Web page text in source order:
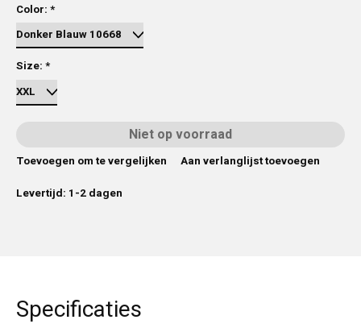
Color: *
Size: *
Niet op voorraad
Toevoegen om te vergelijken
Aan verlanglijst toevoegen
Levertijd: 1-2 dagen
Specificaties